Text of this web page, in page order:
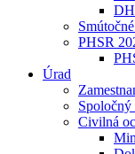
PHSR
Úrad
Spoločný
Civilná